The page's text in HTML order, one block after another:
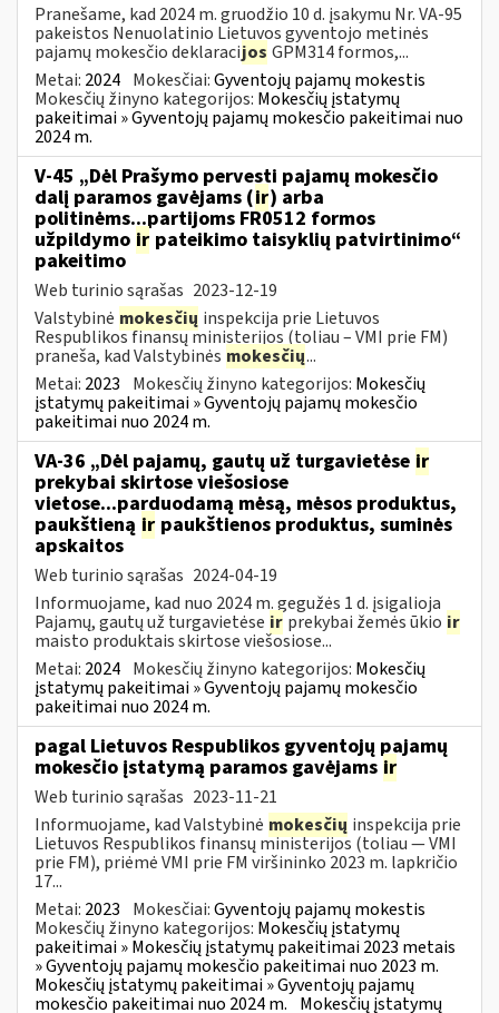
Pranešame, kad 2024 m. gruodžio 10 d. įsakymu Nr. VA-95
pakeistos Nenuolatinio Lietuvos gyventojo metinės
pajamų mokesčio deklaracijos GPM314 formos,...
Metai: 2024 Mokesčiai:Gyventojų pajamų mokestis
Mokesčių žinyno kategorijos: Mokesčių įstatymų
pakeitimai » Gyventojų pajamų mokesčio pakeitimai nuo
2024 m.
V-45 „Dėl Prašymo pervesti pajamų mokesčio
dalį paramos gavėjams (ir) arba
politinėms...partijoms FR0512 formos
užpildymo ir pateikimo taisyklių patvirtinimo“
pakeitimo
Web turinio sąrašas 2023-12-19
Valstybinė mokesčių inspekcija prie Lietuvos
Respublikos finansų ministerijos (toliau – VMI prie FM)
praneša, kad Valstybinės mokesčių...
Metai: 2023 Mokesčių žinyno kategorijos: Mokesčių
įstatymų pakeitimai » Gyventojų pajamų mokesčio
pakeitimai nuo 2024 m.
VA-36 „Dėl pajamų, gautų už turgavietėse ir
prekybai skirtose viešosiose
vietose...parduodamą mėsą, mėsos produktus,
paukštieną ir paukštienos produktus, suminės
apskaitos
Web turinio sąrašas 2024-04-19
Informuojame, kad nuo 2024 m. gegužės 1 d. įsigalioja
Pajamų, gautų už turgavietėse ir prekybai žemės ūkio ir
maisto produktais skirtose viešosiose...
Metai: 2024 Mokesčių žinyno kategorijos: Mokesčių
įstatymų pakeitimai » Gyventojų pajamų mokesčio
pakeitimai nuo 2024 m.
pagal Lietuvos Respublikos gyventojų pajamų
mokesčio įstatymą paramos gavėjams ir
Web turinio sąrašas 2023-11-21
Informuojame, kad Valstybinė mokesčių inspekcija prie
Lietuvos Respublikos finansų ministerijos (toliau — VMI
prie FM), priėmė VMI prie FM viršininko 2023 m. lapkričio
17...
Metai: 2023 Mokesčiai:Gyventojų pajamų mokestis
Mokesčių žinyno kategorijos: Mokesčių įstatymų
pakeitimai » Mokesčių įstatymų pakeitimai 2023 metais
» Gyventojų pajamų mokesčio pakeitimai nuo 2023 m.
Mokesčių įstatymų pakeitimai » Gyventojų pajamų
mokesčio pakeitimai nuo 2024 m. Mokesčių įstatymų